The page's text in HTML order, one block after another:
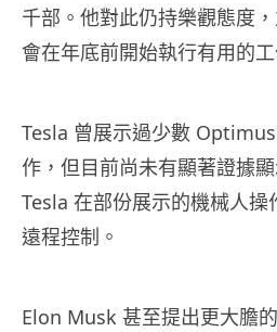
千部。他對此仍持樂觀態度
會在年底前開始執行有用的工
Tesla 曾展示過少數
作，但目前尚未有顯著證據
Tesla 在部份展示的機械人
遠程控制。
Elon Musk 甚至提出更大膽